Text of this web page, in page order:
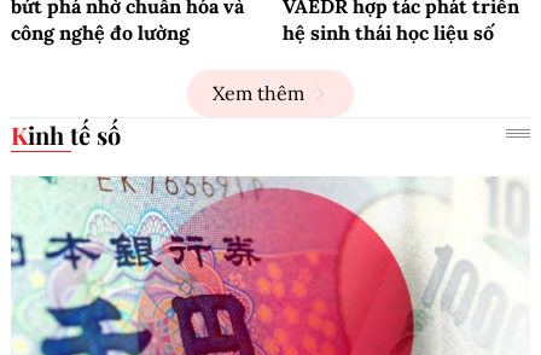
bứt phá nhờ chuẩn hóa và
công nghệ đo lường
VAEDR hợp tác phát triển
hệ sinh thái học liệu số
Xem thêm
Kinh tế số